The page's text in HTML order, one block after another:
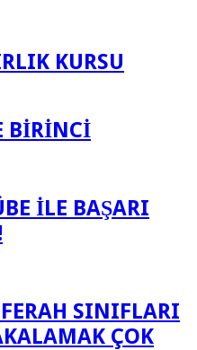
KURSU
BİRİNCİ
İLE BAŞARI
SINIFLARI
ÇOK